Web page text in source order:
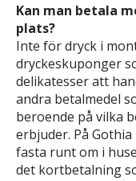
Kan man betala
plats?
Inte för dryck i
dryckeskuponger
delikatesser att
andra betalmedel
beroende på vilka
erbjuder. På
fasta runt om i
det kortbetalning